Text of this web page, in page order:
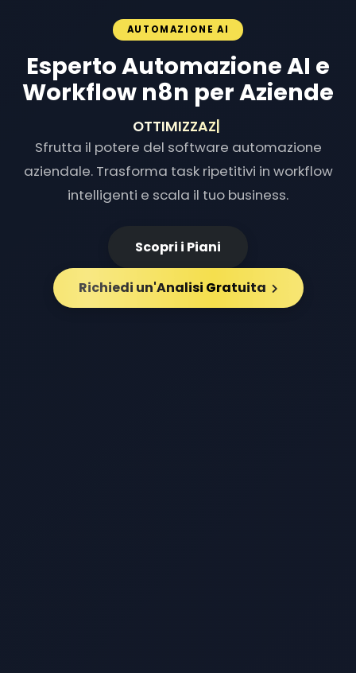
AUTOMAZIONE AI
Esperto Automazione AI e
Workflow n8n per Aziende
OTTIMIZZAZIONE FL
Sfrutta il potere del software automazione
aziendale. Trasforma task ripetitivi in workflow
intelligenti e scala il tuo business.
Scopri i Piani
Richiedi un'Analisi Gratuita